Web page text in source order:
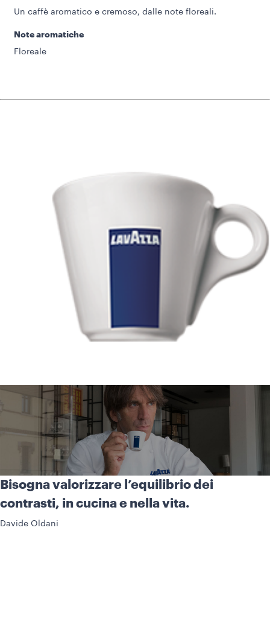
Un caffè aromatico e cremoso, dalle note floreali.
Note aromatiche
Floreale
Bisogna valorizzare l’equilibrio dei
contrasti, in cucina e nella vita.
Davide Oldani